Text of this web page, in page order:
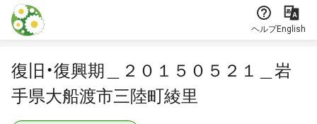
本文に飛ぶ
ヘルプEnglish
復旧・復興期＿２０１５０５２１＿岩
手県大船渡市三陸町綾里